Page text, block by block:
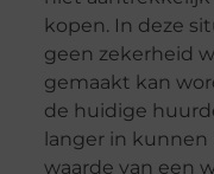
kopen. In deze
geen zekerheid
gemaakt kan
de huidige
langer in kunnen
waarde van een